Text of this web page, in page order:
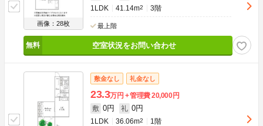
画像：28枚
1LDK 41.14m2 3階
最上階
空室状況をお問い合わせ
敷金なし 礼金なし
23.3万円 管理費20,000円
敷 0円 礼 0円
1LDK 36.06m2 1階